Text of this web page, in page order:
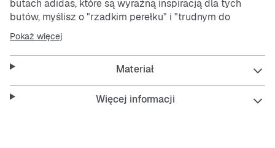
butach adidas, które są wyraźną inspiracją dla tych
butów, myślisz o "rzadkim perełku" i "trudnym do
znalezienia". Ale teraz buty Taekwondo Mei zmieniły to.
Przypominające balet buty o niejasnej sylwetce z
wczesnych lat 2000. mają trzy różne sznurowadła o
różnych długościach, które umożliwiają uniwersalny styl
i wiązanie. Mają konstrukcję z miękkiej skóry, a mocna,
gumowa podeszwa zewnętrzna zapewnia wygodną
Pokaż więcej
Materiał
Więcej informacji